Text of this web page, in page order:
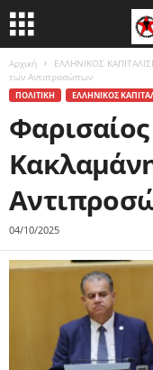
Αρχική ΕΛΛΗΝΙΚΟΣ
των Αντιπροσώπων
ΠΟΛΙΤΙΚΗ ΕΛΛΗΝΙΚΟΣ
04/10/2025